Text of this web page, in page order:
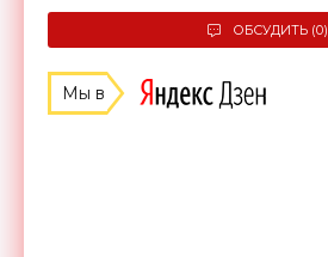
ОБСУДИТЬ (0)
Мы в